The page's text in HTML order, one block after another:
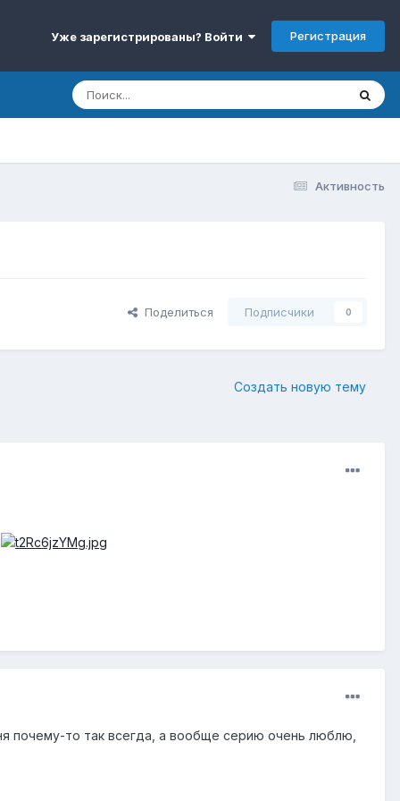
Уже зарегистрированы? Войти Регистрация
Активность
Поделиться Подписчики 0
Создать новую тему
почему-то так всегда, а вообще серию очень люблю,